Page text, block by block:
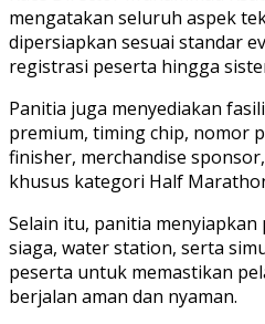
mengatakan seluruh aspek
dipersiapkan sesuai standar
registrasi peserta hingga
Panitia juga menyediakan
premium, timing chip, nomor
finisher, merchandise
khusus kategori Half
Selain itu, panitia
siaga, water station, serta
peserta untuk memastikan
berjalan aman dan nyaman.